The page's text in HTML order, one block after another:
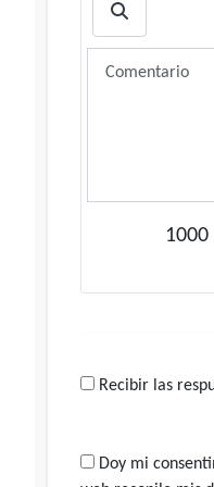
1000
Recibir las
Doy mi